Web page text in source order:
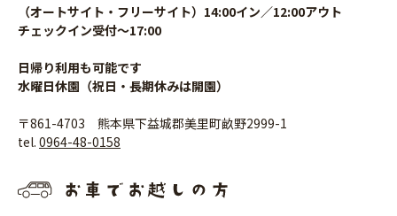
（オートサイト・フリーサイト）14:00イン／12:00アウト
チェックイン受付〜17:00
日帰り利用も可能です
水曜日休園（祝日・長期休みは開園）
〒861-4703 熊本県下益城郡美里町畝野2999-1
tel. 0964-48-0158